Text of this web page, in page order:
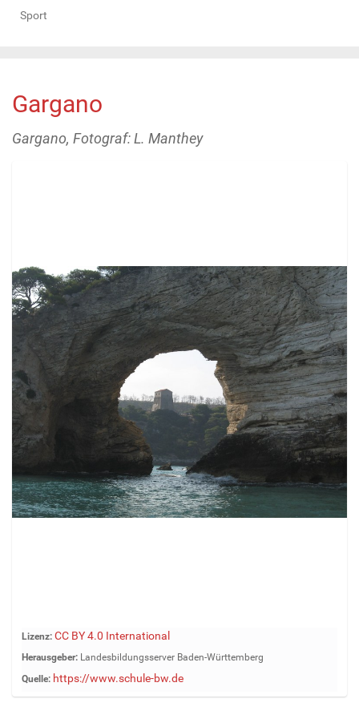
Sport
Gargano
Gargano, Fotograf: L. Manthey
Z
e
g
e
Lizenz: CC BY 4.0 International
Herausgeber: Landesbildungsserver Baden-Württemberg
Quelle: https://www.schule-bw.de